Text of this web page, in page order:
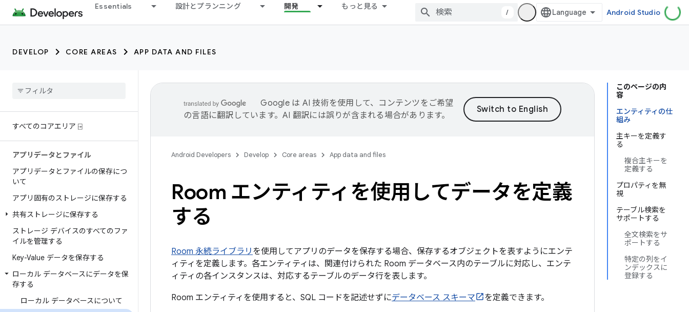
Essentials 設計とプランニング 開発 もっと見る
/ Android Studio
DEVELOP CORE AREAS APP DATA AND FILES
すべてのコアエリア ⍈
アプリデータとファイル
アプリデータとファイルの保存につ
いて
アプリ固有のストレージに保存する
共有ストレージに保存する
ストレージ デバイスのすべてのファ
イルを管理する
Key-Value データを保存する
ローカル データベースにデータを保
存する
ローカル データベースについて
このページの内
容
エンティティの仕
組み
主キーを定義す
る
複合主キーを
定義する
プロパティを無
視
テーブル検索を
サポートする
全文検索をサ
ポートする
特定の列をイ
ンデックスに
登録する
Google は AI 技術を使用して、コンテンツをご希望
の言語に翻訳しています。AI 翻訳には誤りが含まれる場合があります。
Android Developers Develop Core areas App data and files
Room エンティティを使用してデータを定義
する
Room 永続ライブラリ を使用してアプリのデータを保存する場合、保存するオブジェクトを表すようにエンテ
ィティを定義します。各エンティティは、関連付けられた Room データベース内のテーブルに対応し、エンテ
ィティの各インスタンスは、対応するテーブルのデータ行を表します。
Room エンティティを使用すると、SQL コードを記述せずにデータベース スキーマ を定義できます。